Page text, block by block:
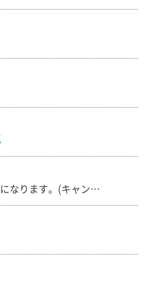
イベントの最終告知になります。(キャンセル出ました！)